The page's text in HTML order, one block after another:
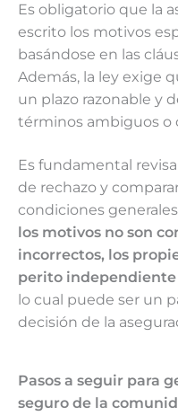
Es obligatorio que la
escrito los motivos
basándose en las
Además, la ley exige
un plazo razonable y
términos ambiguos o
Es fundamental
de rechazo y
condiciones
los motivos no son
incorrectos, los
perito independiente
lo cual puede ser un
decisión de la
Pasos a seguir para
seguro de la